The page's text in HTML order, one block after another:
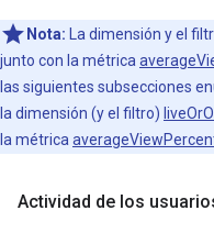
Nota: La dimensión y el
junto con la métrica
las siguientes subsecciones
la dimensión (y el filtro)
la métrica
Actividad de los